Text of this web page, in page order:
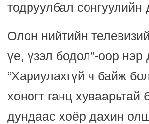
тодруулбал сонгуулийн
Олон нийтийн
үе, үзэл бодол”-оор
“Хариулахгүй ч байж
хоногт ганц
дундаас хоёр дахин